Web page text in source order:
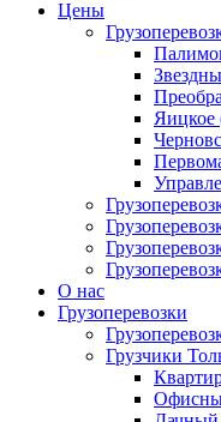
Цены
Яицкое
О нас
Грузоперевозки
Грузчики